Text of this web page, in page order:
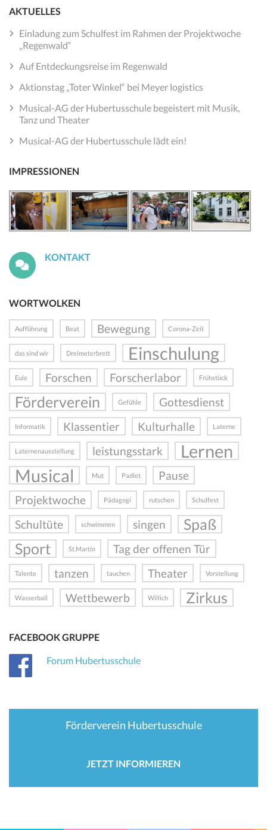
AKTUELLES
Einladung zum Schulfest im Rahmen der Projektwoche
„Regenwald“
Auf Entdeckungsreise im Regenwald
Aktionstag „Toter Winkel“ bei Meyer logistics
Musical-AG der Hubertusschule begeistert mit Musik,
Tanz und Theater
Musical-AG der Hubertusschule lädt ein!
IMPRESSIONEN
KONTAKT
WORTWOLKEN
Aufführung Beat Bewegung Corona-Zeit
das sind wir Dreimeterbrett Einschulung
Eule Forschen Forscherlabor Frühstück
Förderverein Gefühle Gottesdienst
Informatik Klassentier Kulturhalle Laterne
Laternenausstellung leistungsstark
Lernen
Musical
Mut Padlet
Pause
Projektwoche
Pädagogi rutschen Schulfest
Schultüte schwimmen singen
Spaß
Sport
St.Martin Tag der offenen Tür
Talente tanzen tauchen Theater Vorstellung
Wasserball Wettbewerb Willich Zirkus
FACEBOOK GRUPPE
Forum Hubertusschule
Förderverein Hubertusschule
JETZT INFORMIEREN